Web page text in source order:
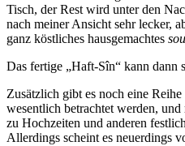
Tisch, der Rest wird unter den
nach meiner Ansicht sehr lecker,
ganz köstliches hausgemachtes
Das fertige „Haft-Sîn“ kann dann
Zusätzlich gibt es noch eine
wesentlich betrachtet werden,
zu Hochzeiten und anderen
Allerdings scheint es neuerdings